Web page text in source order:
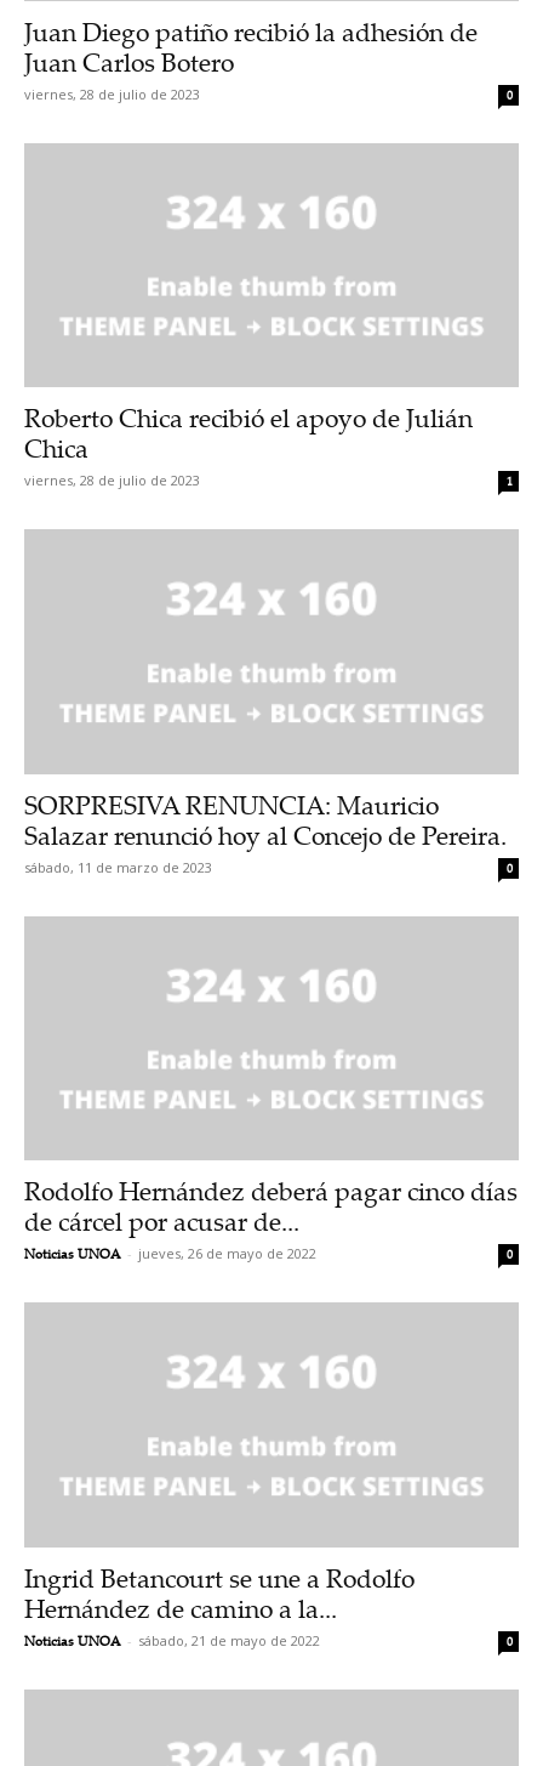
Juan Diego patiño recibió la adhesión de
Juan Carlos Botero
viernes, 28 de julio de 2023 0
Roberto Chica recibió el apoyo de Julián
Chica
viernes, 28 de julio de 2023 1
SORPRESIVA RENUNCIA: Mauricio
Salazar renunció hoy al Concejo de Pereira.
sábado, 11 de marzo de 2023 0
Rodolfo Hernández deberá pagar cinco días
de cárcel por acusar de...
Noticias UNOA - jueves, 26 de mayo de 2022 0
Ingrid Betancourt se une a Rodolfo
Hernández de camino a la...
Noticias UNOA - sábado, 21 de mayo de 2022 0